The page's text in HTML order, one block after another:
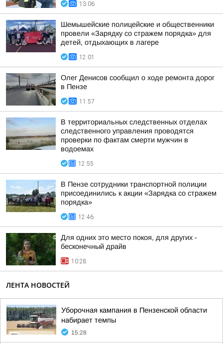
13:06
Шемышейские полицейские и общественники
провели «Зарядку со стражем порядка» для
детей, отдыхающих в лагере
12:01
Олег Денисов сообщил о ходе ремонта дорог
в Пензе
11:57
В территориальных следственных отделах
следственного управления проводятся
проверки по фактам смерти мужчин в
водоемах
12:55
В Пензе сотрудники транспортной полиции
присоединились к акции «Зарядка со стражем
порядка»
12:46
Для одних это место покоя, для других -
бесконечный драйв
10:28
ЛЕНТА НОВОСТЕЙ
Уборочная кампания в Пензенской области
набирает темпы
15:28